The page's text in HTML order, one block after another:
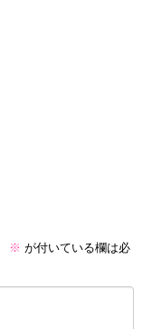
※ が付いている欄は必